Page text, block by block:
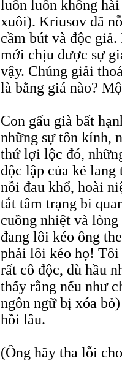
luôn luôn không
xuôi). Kriusov đã
cầm bút và độc
mới chịu được sự
vậy. Chúng giải
là bằng giá nào?
Con gấu già bất
những sự tôn kính,
thứ lợi lộc đó,
độc lập của kẻ
nỗi đau khổ, hoài
tắt tâm trạng bi
cuồng nhiệt và
đang lôi kéo ông
phải lôi kéo họ! Tôi
rất cô độc, dù hầu
thấy rằng nếu như
ngôn ngữ bị xóa
hồi lâu.
(Ông hãy tha lỗi